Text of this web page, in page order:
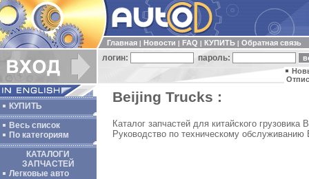
Главная Новости FAQ КУПИТЬ Обратная связь
логин: пароль:
КУПИТЬ
Весь список
По категориям
КАТАЛОГИ
ЗАПЧАСТЕЙ
Легковые авто
Beijing Trucks :
Каталог запчастей для китайского
Руководство по техническому